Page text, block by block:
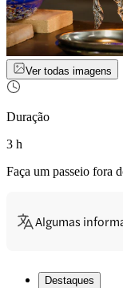
Ver todas imagens
Duração
3 h
Faça um passeio fora
Algumas
Destaques